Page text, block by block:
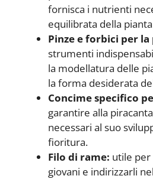
fornisca i nutrienti
equilibrata della
Pinze e forbici per
strumenti
la modellatura delle
la forma desiderata
Concime specifico
garantire alla
necessari al suo
fioritura.
Filo di rame: utile
giovani e indirizzarli